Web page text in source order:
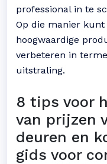
professional in te
Op die manier kunt
hoogwaardige
verbeteren in
uitstraling.
8 tips voor
van prijzen
deuren en
gids voor